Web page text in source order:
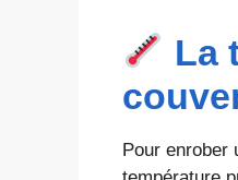
La
Pour enrober